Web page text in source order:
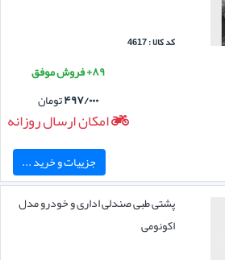
کد کالا : 4617
۸۹+ فروش موفق
۴۹۷/۰۰۰تومان
امکان ارسال روزانه
جزییات و خرید ...
پشتی طبی صندلی اداری و خودرو مدل
اکونومی